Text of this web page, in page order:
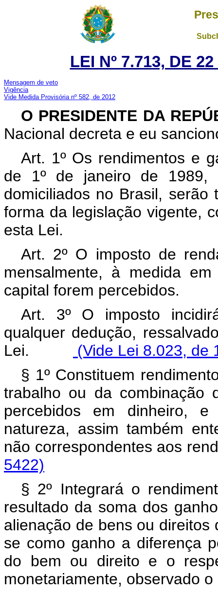
LEI Nº 7.713, DE
Mensagem de veto
Vigência
Vide Medida Provisória nº 582, de 2012
O PRESIDENTE DA
Nacional decreta e eu
Art. 1º Os rendimentos e
de 1º de janeiro de 1989,
domiciliados no Brasil,
forma da legislação vigente,
esta Lei.
Art. 2º O imposto de
mensalmente, à medida
capital forem percebidos.
Art. 3º O imposto
qualquer dedução,
Lei.
(Vide Lei 8.023, de
§ 1º Constituem
trabalho ou da combinação
percebidos em dinheiro,
natureza, assim também
não correspondentes aos
5422)
§ 2º Integrará o
resultado da soma dos
alienação de bens ou
se como ganho a diferença
do bem ou direito e o
monetariamente, observado